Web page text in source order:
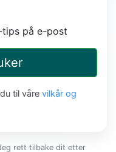
tips på e-post
til våre vilkår og
rett tilbake dit etter